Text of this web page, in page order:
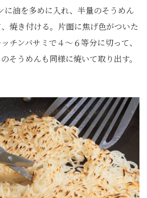
に油を多めに入れ、半量のそうめん
焼き付ける。片面に焦げ色がついた
チンバサミで４〜６等分に切って、
そうめんも同様に焼いて取り出す。